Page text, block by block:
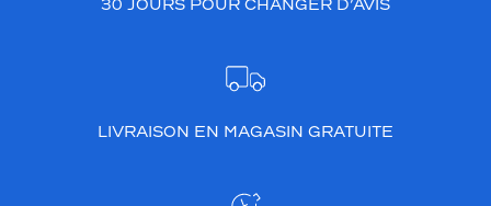
30 JOURS POUR CHANGER D’AVIS
LIVRAISON EN MAGASIN GRATUITE